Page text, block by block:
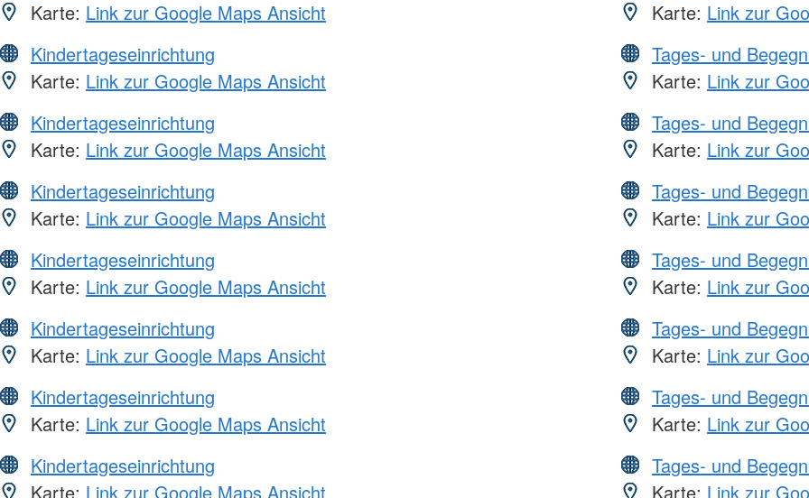
Karte: Link zur Google Maps Ansicht
Kindertageseinrichtung
Karte: Link zur Google Maps Ansicht
Kindertageseinrichtung
Karte: Link zur Google Maps Ansicht
Kindertageseinrichtung
Karte: Link zur Google Maps Ansicht
Kindertageseinrichtung
Karte: Link zur Google Maps Ansicht
Kindertageseinrichtung
Karte: Link zur Google Maps Ansicht
Kindertageseinrichtung
Karte: Link zur Google Maps Ansicht
Kindertageseinrichtung
Karte: Link zur Google Maps Ansicht
Karte: Link zur
Tages- und
Karte: Link zur
Tages- und
Karte: Link zur
Tages- und
Karte: Link zur
Tages- und
Karte: Link zur
Tages- und
Karte: Link zur
Tages- und
Karte: Link zur
Tages- und
Karte: Link zur